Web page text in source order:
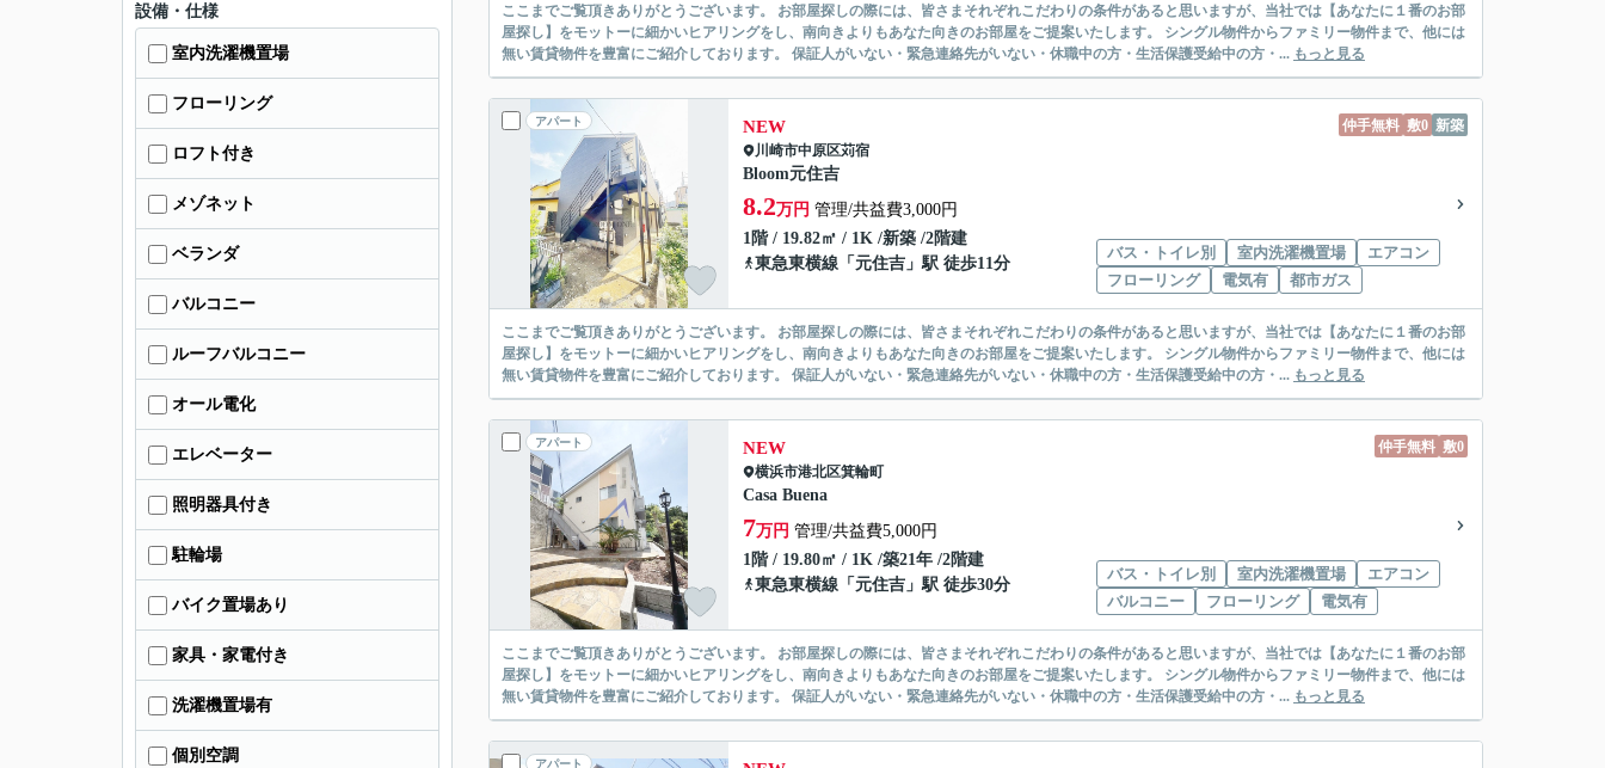
ここまでご覧頂きありがとうございます。 お部屋探しの際には、皆さまそれぞれこだわりの条件があると思いますが、当社では【あなたに１番のお部
屋探し】をモットーに細かいヒアリングをし、南向きよりもあなた向きのお部屋をご提案いたします。 シングル物件からファミリー物件まで、他には
無い賃貸物件を豊富にご紹介しております。 保証人がいない・緊急連絡先がいない・休職中の方・生活保護受給中の方・... もっと見る
アパート 仲手無料 敷0 新築
NEW
川崎市中原区苅宿
Bloom元住吉
8.2万円 管理/共益費3,000円
1階 / 19.82㎡ / 1K /新築 /2階建
東急東横線 「 元住吉 」駅 徒歩11分
バス・トイレ別 室内洗濯機置場
エアコン
フローリング
電気有 都市ガス
ここまでご覧頂きありがとうございます。 お部屋探しの際には、皆さまそれぞれこだわりの条件があると思いますが、当社では【あなたに１番のお部
屋探し】をモットーに細かいヒアリングをし、南向きよりもあなた向きのお部屋をご提案いたします。 シングル物件からファミリー物件まで、他には
無い賃貸物件を豊富にご紹介しております。 保証人がいない・緊急連絡先がいない・休職中の方・生活保護受給中の方・... もっと見る
アパート 仲手無料 敷0
NEW
横浜市港北区箕輪町
Casa Buena
7万円 管理/共益費5,000円
1階 / 19.80㎡ / 1K /築21年 /2階建
東急東横線 「 元住吉 」駅 徒歩30分
バス・トイレ別 室内洗濯機置場
エアコン
バルコニー
フローリング 電気有
ここまでご覧頂きありがとうございます。 お部屋探しの際には、皆さまそれぞれこだわりの条件があると思いますが、当社では【あなたに１番のお部
屋探し】をモットーに細かいヒアリングをし、南向きよりもあなた向きのお部屋をご提案いたします。 シングル物件からファミリー物件まで、他には
無い賃貸物件を豊富にご紹介しております。 保証人がいない・緊急連絡先がいない・休職中の方・生活保護受給中の方・... もっと見る
アパート
設備・仕様
室内洗濯機置場
フローリング
ロフト付き
メゾネット
ベランダ
バルコニー
ルーフバルコニー
オール電化
エレベーター
照明器具付き
駐輪場
バイク置場あり
家具・家電付き
洗濯機置場有
個別空調